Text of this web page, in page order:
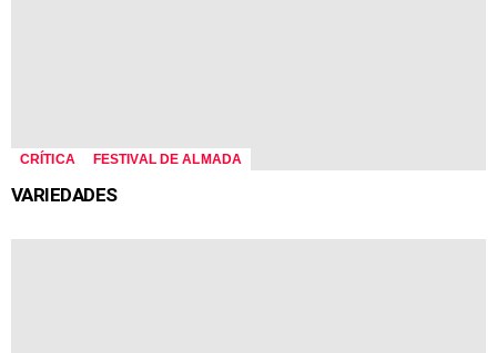
CRÍTICA FESTIVAL DE ALMADA
VARIEDADES